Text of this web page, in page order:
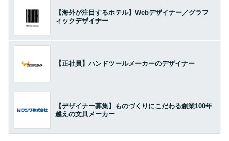
【海外が注目するホテル】Webデザイナー／グラフ
ィックデザイナー
【正社員】ハンドツールメーカーのデザイナー
【デザイナー募集】ものづくりにこだわる創業100年
越えの文具メーカー